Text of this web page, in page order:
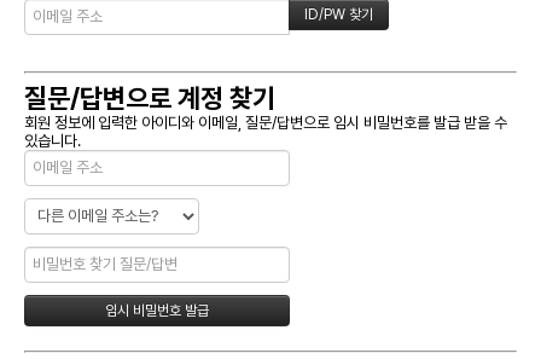
질문/답변으로 계정 찾기
회원 정보에 입력한 아이디와 이메일, 질문/답변으로 임시 비밀번호를 발급 받을 수
있습니다.